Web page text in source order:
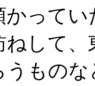
かって
ねして
うもの